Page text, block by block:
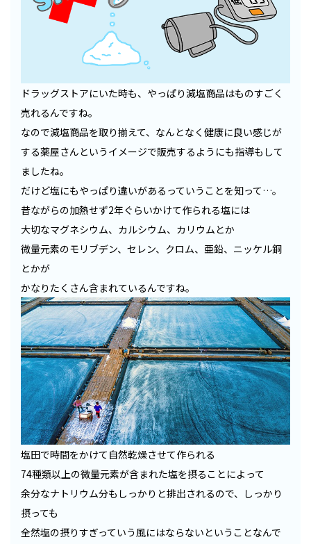
ドラッグストアにいた時も、やっぱり減塩商品はものすごく
売れるんですね。
なので減塩商品を取り揃えて、なんとなく健康に良い感じが
する薬屋さんというイメージで販売するようにも指導もして
ましたね。
だけど塩にもやっぱり違いがあるっていうことを知って…。
昔ながらの加熱せず2年ぐらいかけて作られる塩には
大切なマグネシウム、カルシウム、カリウムとか
微量元素のモリブデン、セレン、クロム、亜鉛、ニッケル銅
とかが
かなりたくさん含まれているんですね。
塩田で時間をかけて自然乾燥させて作られる
74種類以上の微量元素が含まれた塩を摂ることによって
余分なナトリウム分もしっかりと排出されるので、しっかり
摂っても
全然塩の摂りすぎっていう風にはならないということなんで